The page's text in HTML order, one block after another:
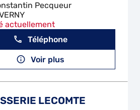
Pecqueur
actuellement
Téléphone
Voir plus
LECOMTE